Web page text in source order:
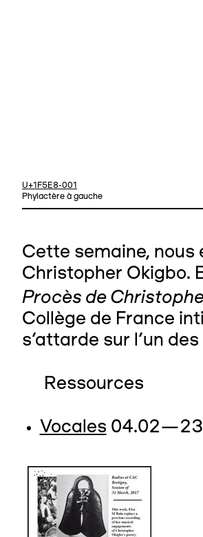
U+1F5E8-001
Phylactère à gauche
Cette semaine, nous
Christopher Okigbo.
Procès de
Collège de France
s’attarde sur l'un
Ressources
Vocales